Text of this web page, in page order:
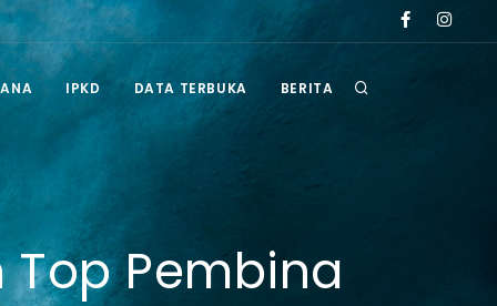
Berau tahun 2026 Pengumuman Hasil Seleksi
IPKD DATA TERBUKA BERITA
Pembina